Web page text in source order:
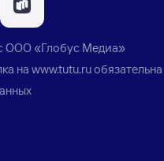
ООО «Глобус Медиа»
наwww.tutu.ruобязательна